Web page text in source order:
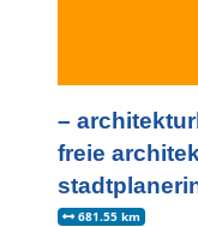
–
freie
681.55 km